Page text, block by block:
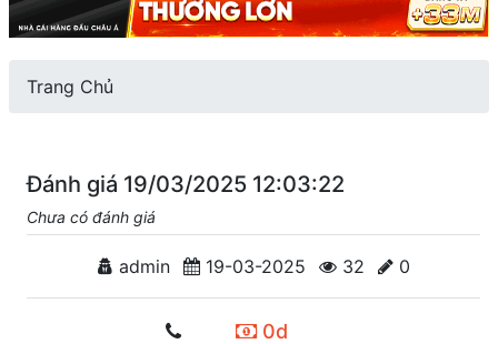
Trang Chủ
Đánh giá 19/03/2025 12:03:22
Chưa có đánh giá
admin 19-03-2025 32 0
0d